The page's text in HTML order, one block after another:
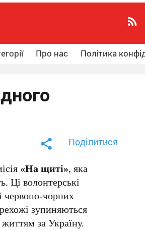
Про нас Політика
Поділитися
«На щиті», яка
Ці волонтерські
червоно-чорних
зупиняються
за Україну.